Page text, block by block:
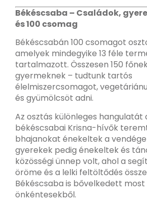
Békéscsaba – Családok,
és 100 csomag
Békéscsabán 100 csomagot
amelyek mindegyike 13 féle
tartalmazott. Összesen 150
gyermeknek – tudtunk tartós
élelmiszercsomagot,
és gyümölcsöt adni.
Az osztás különleges hangulatát
békéscsabai Krisna-hívők
bhajanokat énekeltek a
gyerekek pedig énekeltek és
közösségi ünnep volt, ahol a
öröme és a lelki feltöltődés
Békéscsaba is bővelkedett most
önkéntesekből.